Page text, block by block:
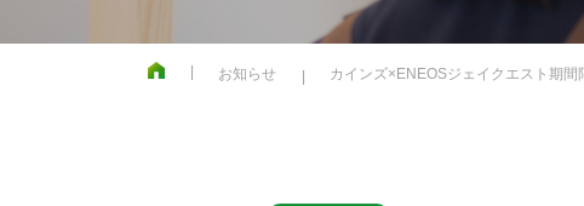
お知らせ カインズ×ENEOSジェイクエスト期間